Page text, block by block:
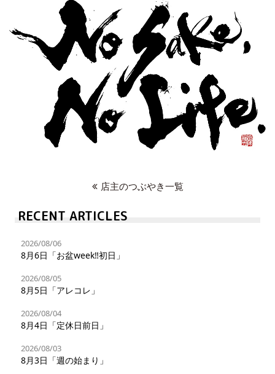
店主のつぶやき一覧
RECENT ARTICLES
2026/08/06
8月6日「お盆week‼︎初日」
2026/08/05
8月5日「アレコレ」
2026/08/04
8月4日「定休日前日」
2026/08/03
8月3日「週の始まり」